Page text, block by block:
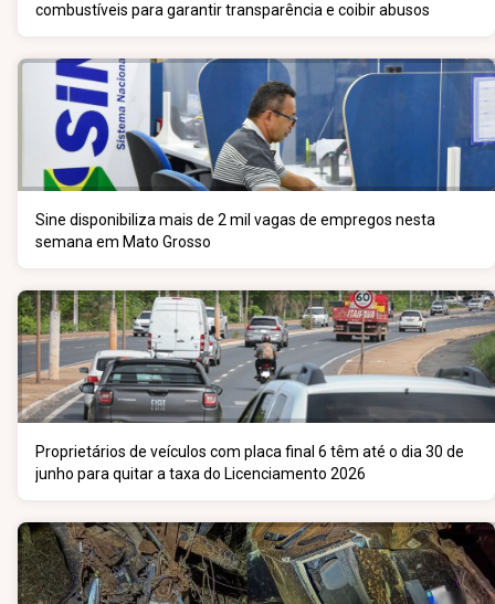
combustíveis para garantir transparência e coibir abusos
Sine disponibiliza mais de 2 mil vagas de empregos nesta
semana em Mato Grosso
Proprietários de veículos com placa final 6 têm até o dia 30 de
junho para quitar a taxa do Licenciamento 2026